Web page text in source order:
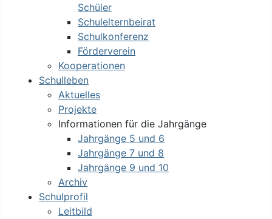
Schüler
Schulelternbeirat
Schulkonferenz
Förderverein
Kooperationen
Schulleben
Aktuelles
Projekte
Informationen für die Jahrgänge
Jahrgänge 5 und 6
Jahrgänge 7 und 8
Jahrgänge 9 und 10
Archiv
Schulprofil
Leitbild